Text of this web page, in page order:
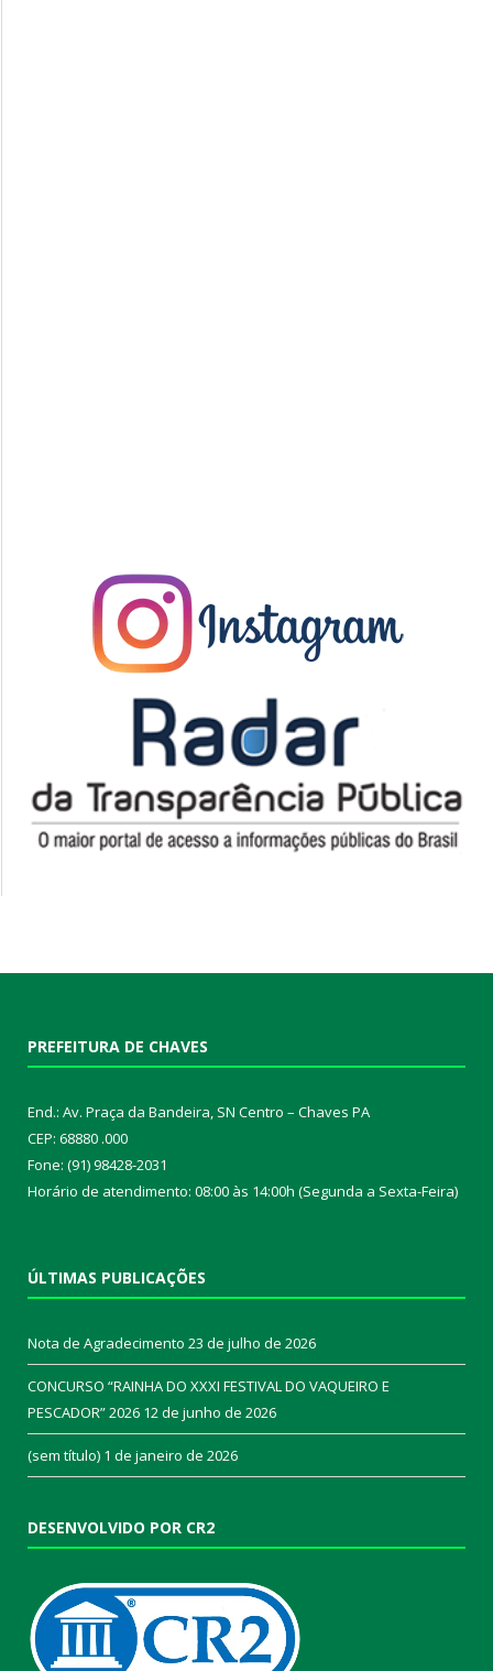
PREFEITURA DE CHAVES
End.: Av. Praça da Bandeira, SN Centro – Chaves PA
CEP: 68880 .000
Fone: (91) 98428-2031
Horário de atendimento: 08:00 às 14:00h (Segunda a Sexta-Feira)
ÚLTIMAS PUBLICAÇÕES
Nota de Agradecimento 23 de julho de 2026
CONCURSO “RAINHA DO XXXI FESTIVAL DO VAQUEIRO E
PESCADOR” 2026 12 de junho de 2026
(sem título) 1 de janeiro de 2026
DESENVOLVIDO POR CR2